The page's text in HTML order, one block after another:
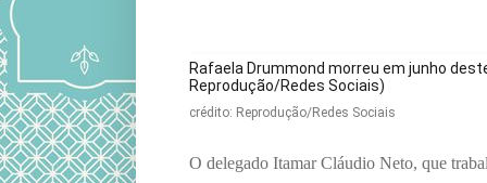
Rafaela Drummond morreu em junho
Reprodução/Redes Sociais)
crédito: Reprodução/Redes Sociais
O delegado Itamar Cláudio Neto, que